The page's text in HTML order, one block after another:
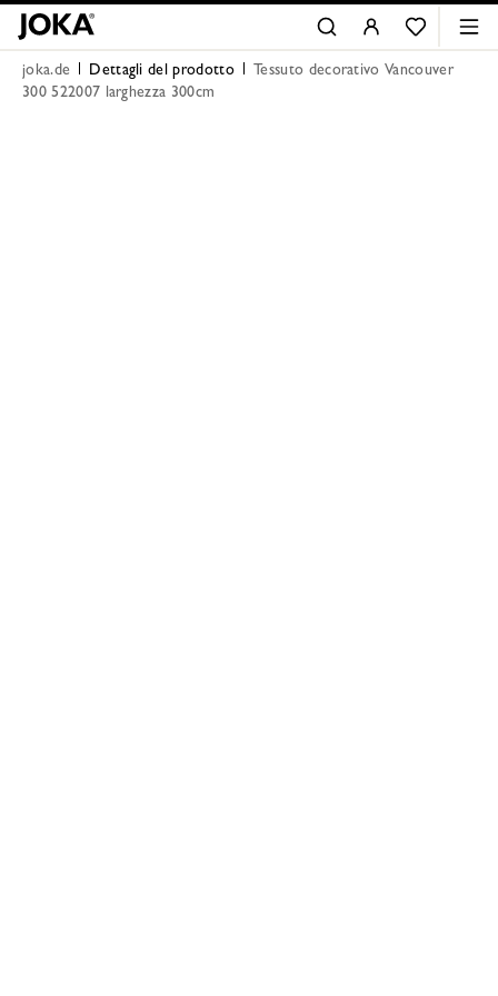
joka.de Dettagli del prodotto
Tessuto decorativo Vancouver
300 522007 larghezza 300cm